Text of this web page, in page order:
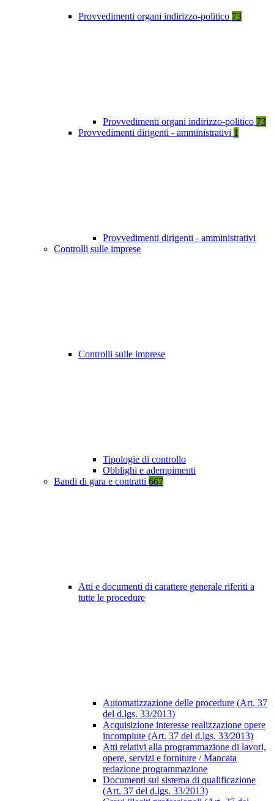
Provvedimenti organi indirizzo-politico 73
Provvedimenti organi indirizzo-politico 73
Provvedimenti dirigenti - amministrativi 1
Provvedimenti dirigenti - amministrativi
Controlli sulle imprese
Controlli sulle imprese
Tipologie di controllo
Obblighi e adempimenti
Bandi di gara e contratti 667
Atti e documenti di carattere generale riferiti a
tutte le procedure
Automatizzazione delle procedure (Art. 37
del d.lgs. 33/2013)
Acquisizione interesse realizzazione opere
incompiute (Art. 37 del d.lgs. 33/2013)
Atti relativi alla programmazione di lavori,
opere, servizi e forniture / Mancata
redazione programmazione
Documenti sul sistema di qualificazione
(Art. 37 del d.lgs. 33/2013)